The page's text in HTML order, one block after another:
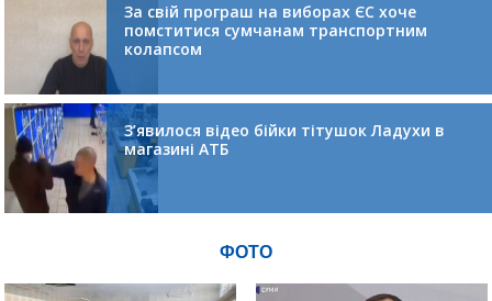
За свій програш на виборах ЄС хоче
помститися сумчанам транспортним
колапсом
З’явилося відео бійки тітушок Ладухи в
магазині АТБ
ФОТО